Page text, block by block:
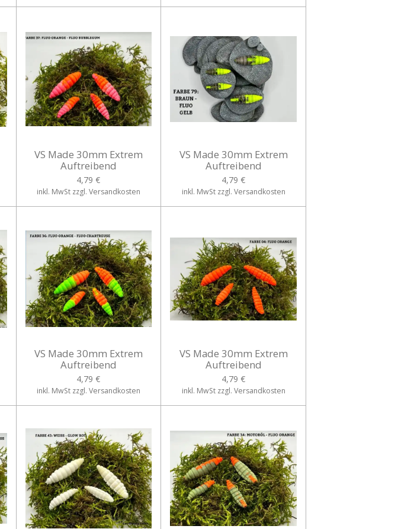
VS Made 30mm Extrem
Auftreibend
4,79 €
inkl. MwSt zzgl. Versandkosten
VS Made 30mm Extrem
Auftreibend
4,79 €
inkl. MwSt zzgl. Versandkosten
VS Made 30mm Extrem
Auftreibend
4,79 €
inkl. MwSt zzgl. Versandkosten
VS Made 30mm Extrem
Auftreibend
4,79 €
inkl. MwSt zzgl. Versandkosten